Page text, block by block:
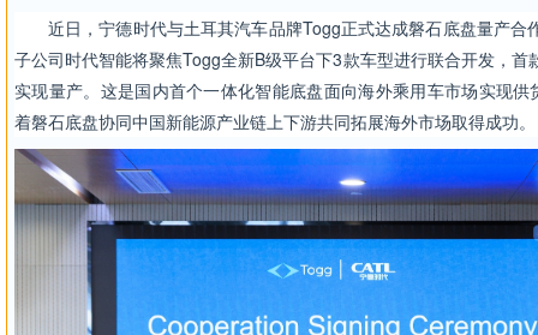
近日，宁德时代与土耳其汽车品牌Togg正式达成磐石底盘量产合
子公司时代智能将聚焦Togg全新B级平台下3款车型进行联合开发，首
实现量产。这是国内首个一体化智能底盘面向海外乘用车市场实现供
着磐石底盘协同中国新能源产业链上下游共同拓展海外市场取得成功。